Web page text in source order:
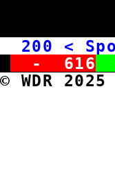
200 <
- 616
© WDR 2025